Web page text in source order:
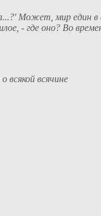
Может, мир един в
- где оно? Во
всякой всячине